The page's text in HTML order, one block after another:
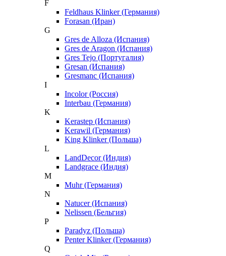
F
Feldhaus Klinker (Германия)
Forasan (Иран)
G
Gres de Alloza (Испания)
Gres de Aragon (Испания)
Gres Tejo (Португалия)
Gresan (Испания)
Gresmanc (Испания)
I
Incolor (Россия)
Interbau (Германия)
K
Kerastep (Испания)
Kerawil (Германия)
King Klinker (Польша)
L
LandDecor (Индия)
Landgrace (Индия)
M
Muhr (Германия)
N
Natucer (Испания)
Nelissen (Бельгия)
P
Paradyz (Польша)
Penter Klinker (Германия)
Q